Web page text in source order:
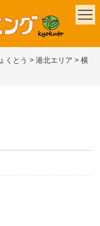
くとう > 港北エリア > 横